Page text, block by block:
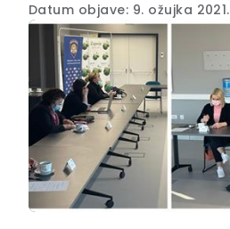
Datum objave: 9. ožujka 2021.